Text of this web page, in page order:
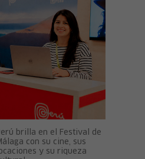
brilla en el Festival de
con su cine, sus
y su riqueza